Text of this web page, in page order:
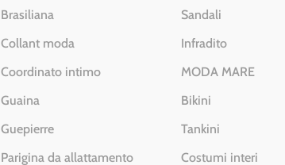
Brasiliana
Collant moda
Coordinato intimo
Guaina
Guepierre
Parigina da allattamento
Sandali
Infradito
MODA MARE
Bikini
Tankini
Costumi interi